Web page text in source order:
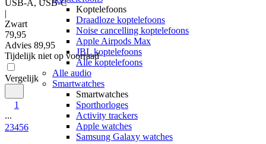
Koptelefoons
Draadloze koptelefoons
Noise cancelling koptelefoons
Apple Airpods Max
JBL koptelefoons
Alle koptelefoons
Alle audio
Smartwatches
Smartwatches
Sporthorloges
Activity trackers
Apple watches
Samsung Galaxy watches
USB-A, USB-C
|
Zwart
79,95
Advies 89,95
Tijdelijk niet op voorraad
Vergelijk
1
...
23456